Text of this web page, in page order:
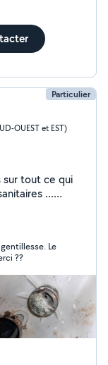
Particulier
OUEST et EST)
sur tout ce qui
...
Le
??